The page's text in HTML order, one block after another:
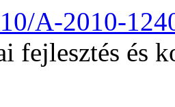
A-2010-
fejlesztés és